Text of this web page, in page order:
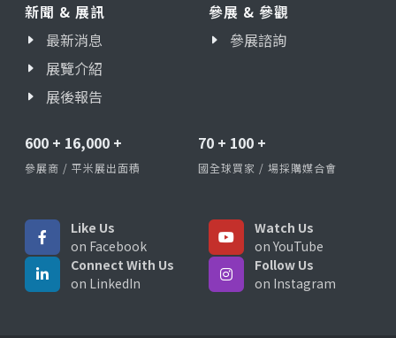
新聞 & 展訊
最新消息
展覽介紹
展後報告
參展 & 參觀
參展諮詢
600 + 16,000 +
參展商 / 平米展出面積
70 + 100 +
國全球買家 / 場採購媒合會
Like Us
on Facebook
Watch Us
on YouTube
Connect With Us
on LinkedIn
Follow Us
on Instagram